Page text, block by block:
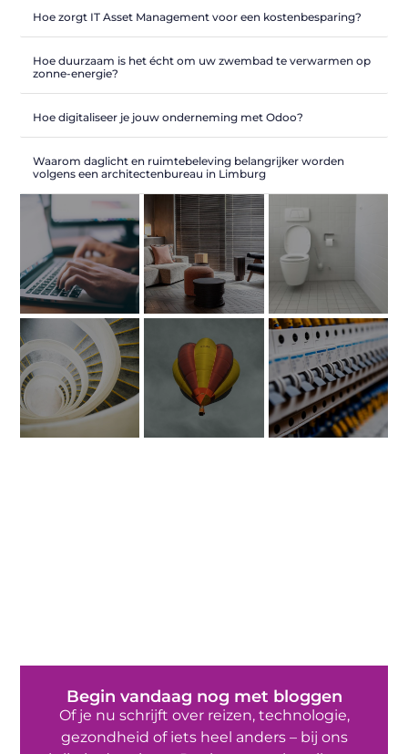
Hoe zorgt IT Asset Management voor een kostenbesparing?
Hoe duurzaam is het écht om uw zwembad te verwarmen op
zonne-energie?
Hoe digitaliseer je jouw onderneming met Odoo?
Waarom daglicht en ruimtebeleving belangrijker worden
volgens een architectenbureau in Limburg
Begin vandaag nog met bloggen
Of je nu schrijft over reizen, technologie,
gezondheid of iets heel anders – bij ons